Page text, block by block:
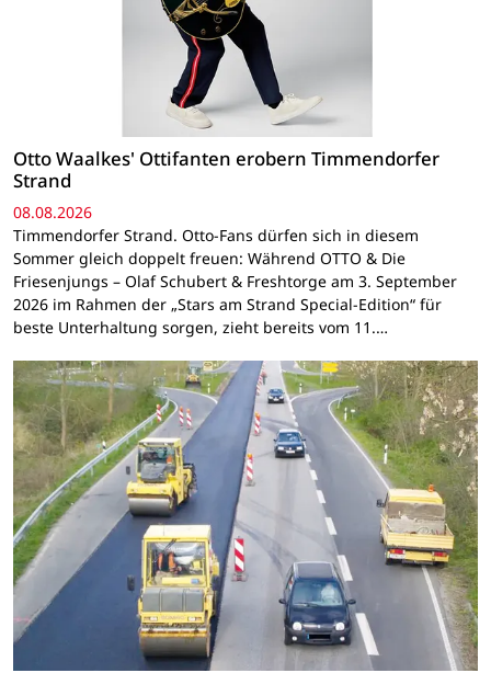
Otto Waalkes' Ottifanten erobern Timmendorfer
Strand
08.08.2026
Timmendorfer Strand. Otto-Fans dürfen sich in diesem
Sommer gleich doppelt freuen: Während OTTO & Die
Friesenjungs – Olaf Schubert & Freshtorge am 3. September
2026 im Rahmen der „Stars am Strand Special-Edition“ für
beste Unterhaltung sorgen, zieht bereits vom 11.…